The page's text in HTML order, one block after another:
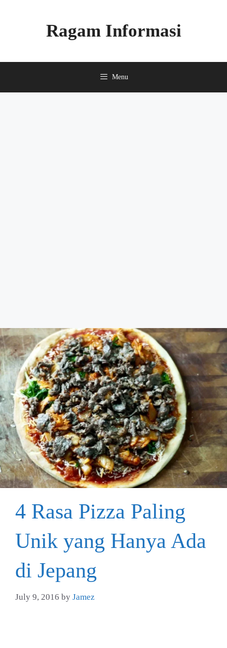
Ragam Informasi
Menu
4 Rasa Pizza Paling
Unik yang Hanya Ada
di Jepang
July 9, 2016 by Jamez